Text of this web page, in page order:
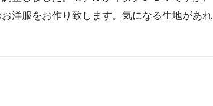
洋服をお作り致します。気になる生地があれ